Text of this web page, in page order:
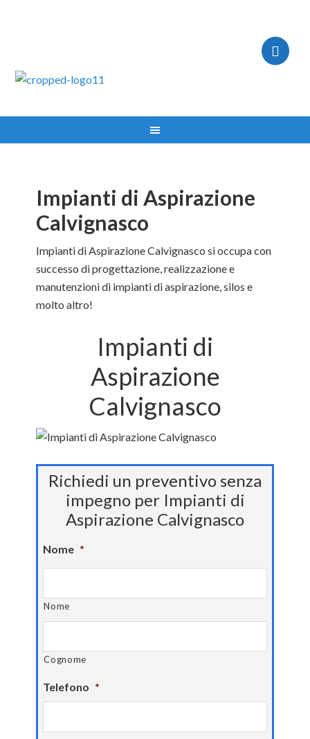
Impianti di Aspirazione
Calvignasco
Impianti di Aspirazione Calvignasco si occupa con
successo di progettazione, realizzazione e
manutenzioni di impianti di aspirazione, silos e
molto altro!
Impianti di
Aspirazione
Calvignasco
Richiedi un preventivo senza
impegno per Impianti di
Aspirazione Calvignasco
Nome *
Nome
Cognome
Telefono *